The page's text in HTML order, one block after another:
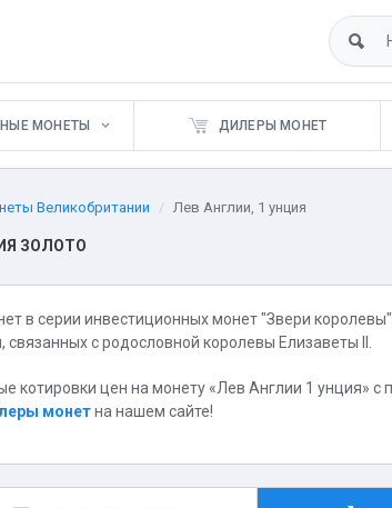
МОНЕТЫ ДИЛЕРЫ МОНЕТ
Великобритании Лев Англии, 1 унция
ЗОЛОТО
в серии инвестиционных монет "Звери
связанных с родословной королевы Елизаветы II.
котировки цен на монету «Лев Англии 1 унция»
монетна нашем сайте!